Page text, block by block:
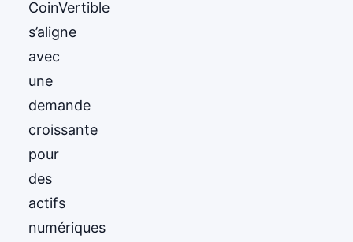
CoinVertible
s’aligne
avec
une
demande
croissante
pour
des
actifs
numériques